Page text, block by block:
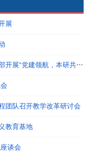
展
化学化工学院研究生二支部、本科生二支部开展“党建领航，本研共进”主题党日活动
团队召开教学改革研讨会
教育基地
谈会